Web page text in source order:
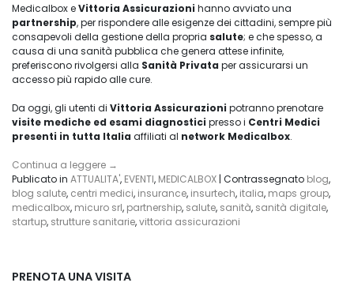
Medicalbox eVittoria Assicurazioni hanno avviato una
partnership, per rispondere alle esigenze dei cittadini, sempre più
consapevoli della gestione della propria salute; e che spesso, a
causa di una sanità pubblica che genera attese infinite,
preferiscono rivolgersi alla Sanità Privata per assicurarsi un
accesso più rapido alle cure.
Da oggi, gli utenti di Vittoria Assicurazioni potranno prenotare
visite mediche ed esami diagnostici presso i Centri Medici
presenti in tutta Italia affiliati al network Medicalbox.
Continua a leggere →
Publicato in ATTUALITA', EVENTI, MEDICALBOX | Contrassegnato blog,
blog salute, centri medici, insurance, insurtech, italia, maps group,
medicalbox, micuro srl, partnership, salute, sanità, sanità digitale,
startup, strutture sanitarie,vittoria assicurazioni
PRENOTA UNA VISITA